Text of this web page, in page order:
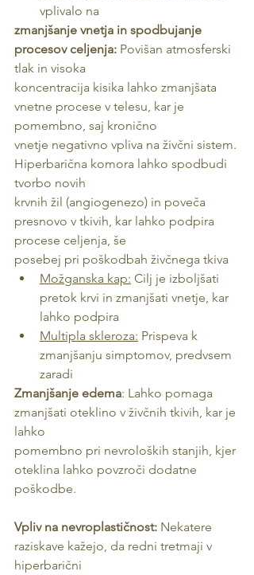
vplivalo na
zmanjšanje vnetja in spodbujanje
procesov celjenja: Povišan atmosferski
tlak in visoka
koncentracija kisika lahko zmanjšata
vnetne procese v telesu, kar je
pomembno, saj kronično
vnetje negativno vpliva na živčni sistem.
Hiperbarična komora lahko spodbudi
tvorbo novih
krvnih žil (angiogenezo) in poveča
presnovo v tkivih, kar lahko podpira
procese celjenja, še
posebej pri poškodbah živčnega tkiva
Možganska kap: Cilj je izboljšati
pretok krvi in zmanjšati vnetje, kar
lahko podpira
Multipla skleroza: Prispeva k
zmanjšanju simptomov, predvsem
zaradi
Zmanjšanje edema: Lahko pomaga
zmanjšati oteklino v živčnih tkivih, kar je
lahko
pomembno pri nevroloških stanjih, kjer
oteklina lahko povzroči dodatne
poškodbe.
Vpliv na nevroplastičnost: Nekatere
raziskave kažejo, da redni tretmaji v
hiperbarični